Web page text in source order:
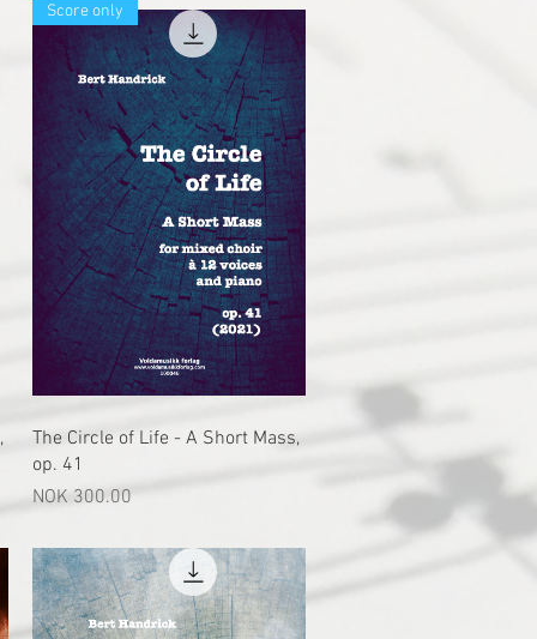
快速瀏覽
Score only
The Circle of Life - A Short Mass,
op. 41
價格
NOK 300.00